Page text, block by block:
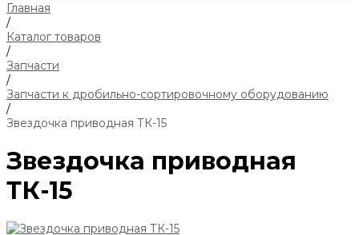
Главная
/
Каталог товаров
/
Запчасти
/
Запчасти к дробильно-сортировочному оборудованию
/
Звездочка приводная ТК-15
Звездочка приводная
ТК-15